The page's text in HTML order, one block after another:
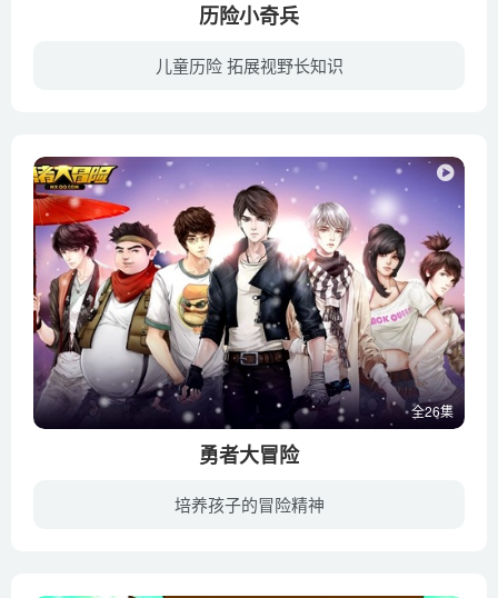
历险小奇兵
儿童历险 拓展视野长知识
全26集
勇者大冒险
培养孩子的冒险精神